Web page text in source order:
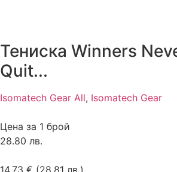
Тениска Winners
Quit...
Isomatech Gear All, Isomatech Gear
Цена за 1 брой
28.80 лв.
14.73 € (28.81 лв.)